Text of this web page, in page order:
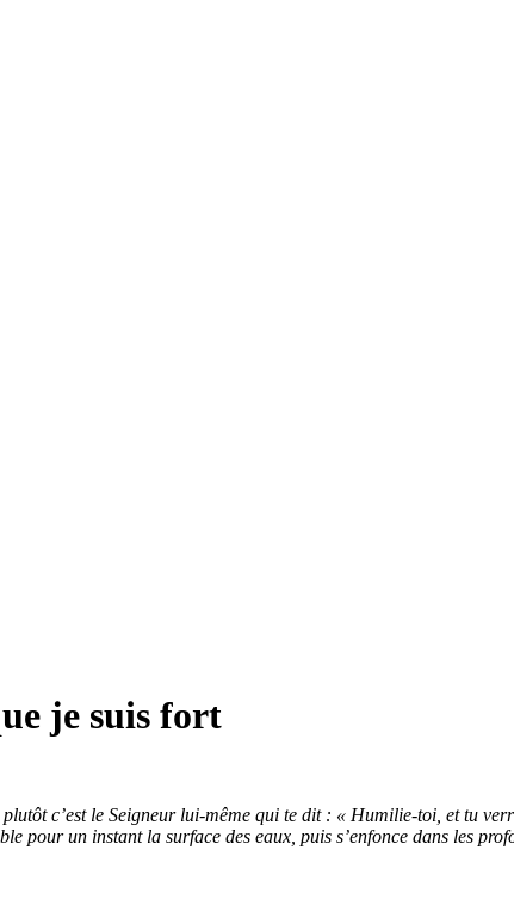
je suis fort
c’est le Seigneur lui-même qui te dit : « Humilie-toi, et tu
pour un instant la surface des eaux, puis s’enfonce dans les